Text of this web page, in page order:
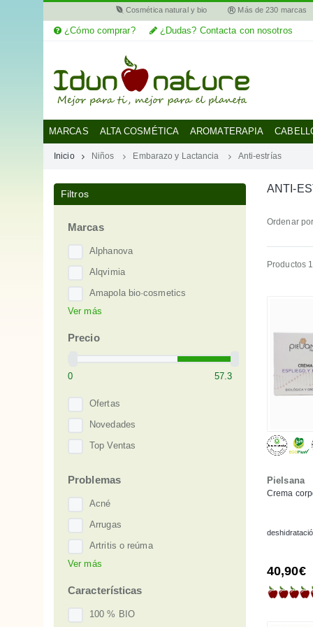
MARCAS
Cosmética natural y bio Más de 230 marcas
¿Cómo comprar? ¿Dudas? Contacta con nosotros
MARCAS ALTA COSMÉTICA AROMATERAPIA
Inicio Niños Embarazo y Lactancia Anti-estrías
Filtros
Marcas
Alphanova
Alqvimia
Amapola bio·cosmetics
Carelia
Cattier
Dehesia
Eliah Sahil
Fushi
Greenatural
Maison Karité
Matarrania
Mosqueta's
Naáy
Najel
NeBiolina
Petit & Jolie
Ver más
Precio
Ofertas
Novedades
Top Ventas
Problemas
Acné
Arrugas
Artritis o reúma
Caída capilar
Callosidades o durezas
Caspa
Ver más
Características
100 % BIO
ANTI-
Ordenar
Productos
Pielsana
Crema
40,90€